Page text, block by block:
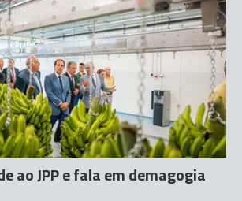
ao JPP e fala em demagogia